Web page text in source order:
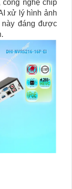
nghệ chip
xử lý hình ảnh
này đáng được